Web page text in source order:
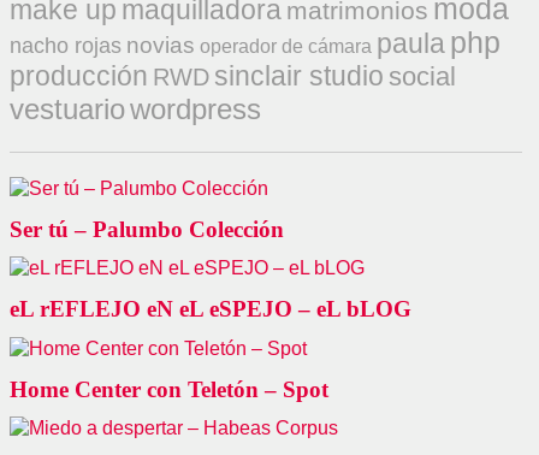
make up maquilladora matrimonios moda
nacho rojas novias operador de cámara paulaphp
producción RWD sinclair studio social
vestuariowordpress
Ser tú – Palumbo Colección
eL rEFLEJO eN eL eSPEJO – eL bLOG
Home Center con Teletón – Spot